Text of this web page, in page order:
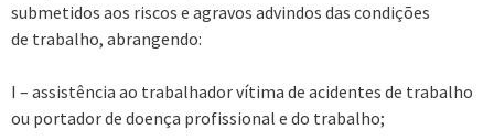
submetidos aos riscos e agravos advindos das condições
de trabalho, abrangendo:
I – assistência ao trabalhador vítima de acidentes de trabalho
ou portador de doença profissional e do trabalho;